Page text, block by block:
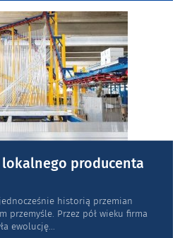
producenta
historią przemian
przemyśle. Przez pół wieku firma
ewolucję...